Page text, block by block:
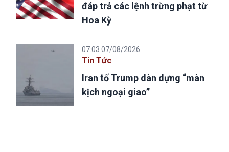
đáp trả các lệnh trừng phạt từ
Hoa Kỳ
07:03 07/08/2026
Tin Tức
Iran tố Trump dàn dựng “màn
kịch ngoại giao”